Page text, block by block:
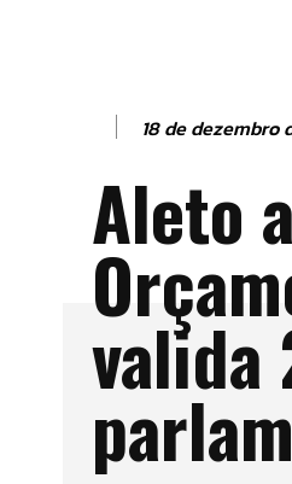
18 de dezembro
Aleto
valida